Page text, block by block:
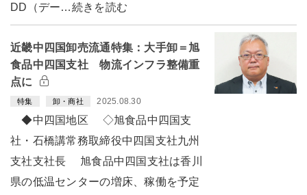
DD（デー…続きを読む
近畿中四国卸売流通特集：大手卸＝旭
食品中四国支社 物流インフラ整備重
点に
特集 卸・商社 2025.08.30
◆中四国地区 ◇旭食品中四国支
社・石橋講常務取締役中四国支社九州
支社支社長 旭食品中四国支社は香川
県の低温センターの増床、稼働を予定